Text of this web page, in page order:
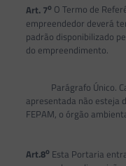
Art. 7o O Termo de
empreendedor deverá
padrão disponibilizado
do empreendimento.
Parágrafo Único.
apresentada não esteja
FEPAM, o órgão
Art.8o Esta Portaria